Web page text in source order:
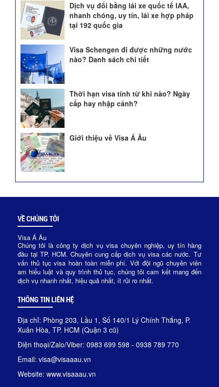
Dịch vụ đổi bằng lái xe quốc tế IAA,
nhanh chóng, uy tín, lái xe hợp pháp
tại 192 quốc gia
Visa Schengen đi được những nước
nào? Danh sách chi tiết
Thời hạn visa tính từ khi nào? Ngày
cấp hay nhập cảnh?
Giới thiệu về Visa Á Âu
VỀ CHÚNG TÔI
Visa Á Âu
Chúng tôi là công ty dịch vụ visa chuyên nghiệp, uy tín hàng
đầu tại TP. HCM. Chuyên cung cấp dịch vụ visa các nước. Tư
vấn thủ tục visa hoàn toàn miễn phí. Với đội ngũ chuyên viên
am hiểu luật và quy trình thủ tục, chúng tôi cam kết mang đến
dịch vụ nhanh nhất, hiệu quả nhất, ít rủi ro nhất.
THÔNG TIN LIÊN HỆ
Địa chỉ: Phòng 203, Lầu 1, Số 140/1 Lý Chính Thắng, P.
Xuân Hòa, TP. HCM (Quận 3 cũ)
Điện thoại/Zalo/Viber: 0983 699 598 - 0938 789 770
Email: visa@visaaau.vn
Website: www.visaaau.vn